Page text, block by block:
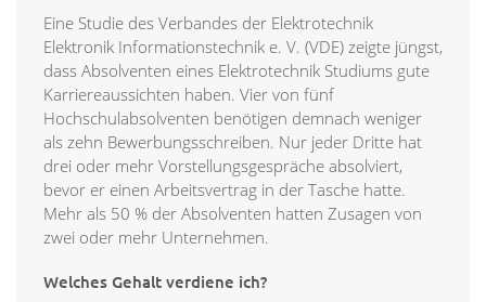
Eine Studie des Verbandes der Elektrotechnik
Elektronik Informationstechnik e. V. (VDE) zeigte jüngst,
dass Absolventen eines Elektrotechnik Studiums gute
Karriereaussichten haben. Vier von fünf
Hochschulabsolventen benötigen demnach weniger
als zehn Bewerbungsschreiben. Nur jeder Dritte hat
drei oder mehr Vorstellungsgespräche absolviert,
bevor er einen Arbeitsvertrag in der Tasche hatte.
Mehr als 50 % der Absolventen hatten Zusagen von
zwei oder mehr Unternehmen.
Welches Gehalt verdiene ich?